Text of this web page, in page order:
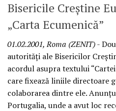
Bisericile Creştine
„Carta Ecumenică”
01.02.2001, Roma (ZENIT)-
autorităţi ale Bisericilor
acordul asupra textului
care fixează liniile directoare
colaborarea dintre ele.
Portugalia, unde a avut loc